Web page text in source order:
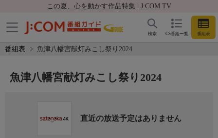
この夏、心を動かす作品特集 | J:COM TV
CS番組一覧 番組表
検索
番組表 魚津八幡宮献灯みこし祭り2024
魚津八幡宮献灯みこし祭り2024
直近の放送予定はありません